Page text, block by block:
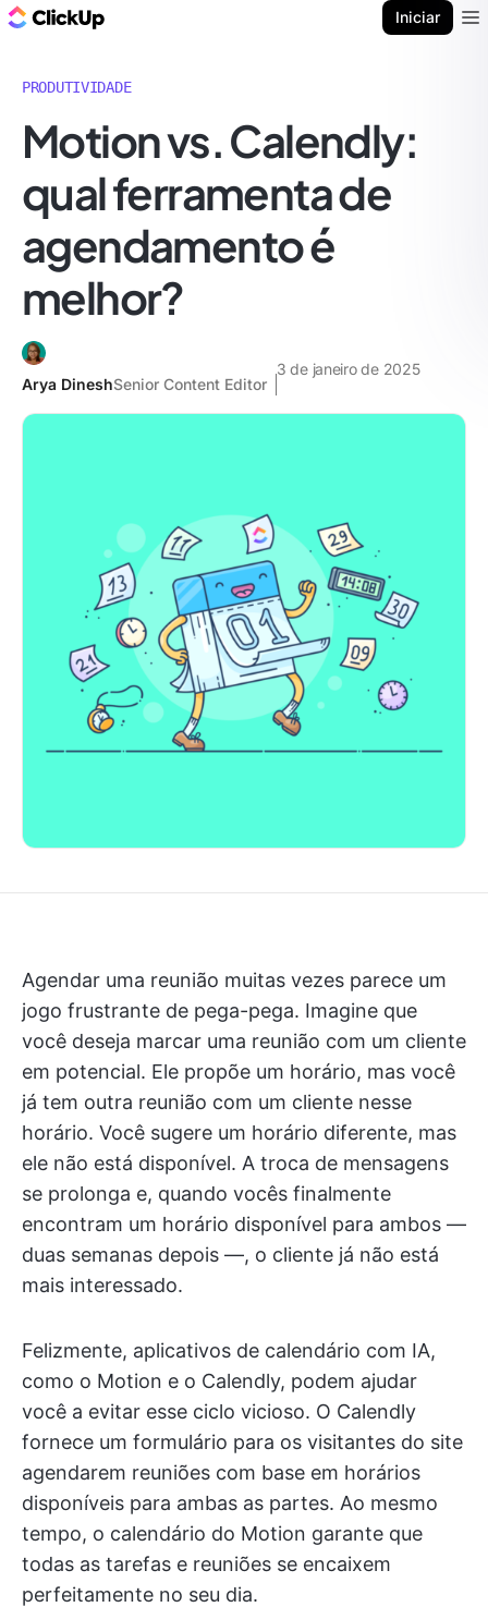
Iniciar
PRODUTIVIDADE
Motion vs. Calendly:
qual ferramenta de
agendamento é
melhor?
Arya DineshSenior Content Editor
3 de janeiro de 2025
Agendar uma reunião muitas vezes parece um
jogo frustrante de pega-pega. Imagine que
você deseja marcar uma reunião com um cliente
em potencial. Ele propõe um horário, mas você
já tem outra reunião com um cliente nesse
horário. Você sugere um horário diferente, mas
ele não está disponível. A troca de mensagens
se prolonga e, quando vocês finalmente
encontram um horário disponível para ambos —
duas semanas depois —, o cliente já não está
mais interessado.
Felizmente, aplicativos de calendário com IA,
como o Motion e o Calendly, podem ajudar
você a evitar esse ciclo vicioso. O Calendly
fornece um formulário para os visitantes do site
agendarem reuniões com base em horários
disponíveis para ambas as partes. Ao mesmo
tempo, o calendário do Motion garante que
todas as tarefas e reuniões se encaixem
perfeitamente no seu dia.